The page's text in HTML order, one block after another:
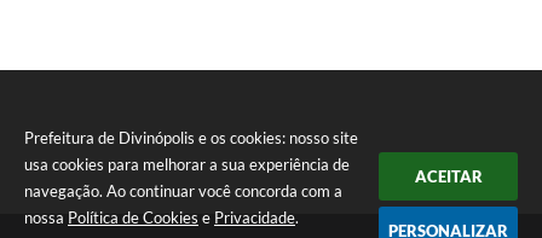
Prefeitura de Divinópolis e os cookies: nosso site
usa cookies para melhorar a sua experiência de
navegação. Ao continuar você concorda com a
nossa Política de Cookies e Privacidade.
ACEITAR
PERSONALIZAR